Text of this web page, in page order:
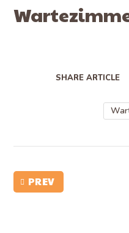
SHARE ARTICLE
PREV